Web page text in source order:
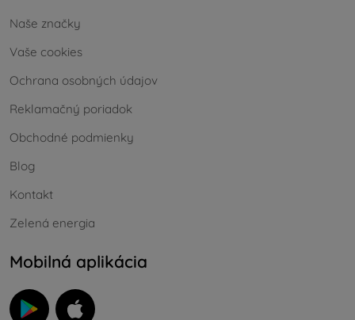
Naše značky
Vaše cookies
Ochrana osobných údajov
Reklamačný poriadok
Obchodné podmienky
Blog
Kontakt
Zelená energia
Mobilná aplikácia